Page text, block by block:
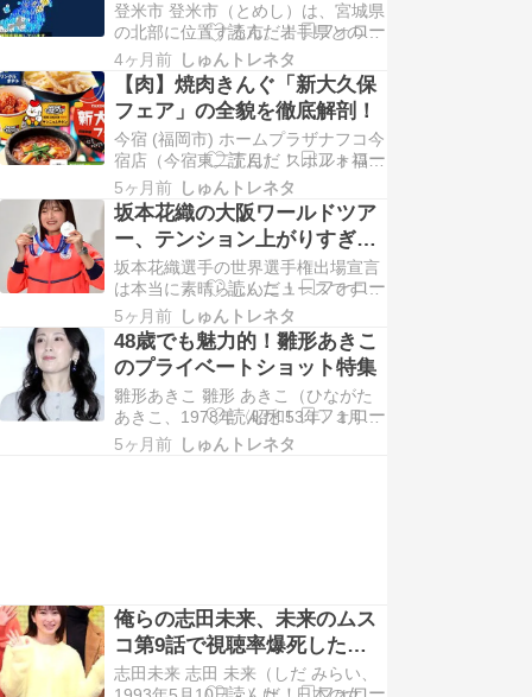
登米市 登米市（とめし）は、宮城県
の北部に位置する市。岩手県との県
境にあり、登米郡8町と本吉郡津山
町の合併によって2005年（平成17
年）に誕生した。 宮城県の北部、仙
台市から北方へ70キロメートルに位
置する。宮城県栗原市と宮城県本吉
郡南三陸町の間にあり、岩手県一関
市と境を接す…
4ヶ月前 しゅんトレネタ
【肉】焼肉きんぐ「新大久保
フェア」の全貌を徹底解剖！
今宿 (福岡市) ホームプラザナフコ今
宿店（今宿東二丁目） スポルト福岡
マツモトキヨシ今宿店 ツルハドラッ
グ今宿店 古着屋西海岸今宿店 やま
や今宿店 ビッグモーター西福岡店
中華料理八仙閣今宿店 焼肉きんぐ福
岡伊都店 ワンカルビ九大学研都市駅
前店 スシロー福岡伊都店 ウエス
ト…
5ヶ月前 しゅんトレネタ
坂本花織の大阪ワールドツア
ー、テンション上がりすぎて
ワロタｗｗｗ
坂本花織選手の世界選手権出場宣言
は本当に素晴らしいニュースです！
彼女が自信を持って「やり切れたと
思える試合に」と語る姿勢に、これ
からの活躍が期待されます。2026年
の冬季五輪に向けて、さらなる成長
を遂げる姿を楽しみにしています。
続きを読む
5ヶ月前 しゅんトレネタ
48歳でも魅力的！雛形あきこ
のプライベートショット特集
雛形あきこ 雛形 あきこ（ひながた
あきこ、1978年〈昭和53年〉1月27
日 - ）は、日本の女優、タレント、
5ヶ月前 しゅんトレネタ
俺らの志田未来、未来のムス
コ第9話で視聴率爆死したっ
てマ？ｗｗ
志田未来 志田 未来（しだ みらい、